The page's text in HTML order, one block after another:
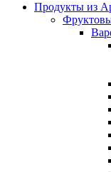
Продукты из